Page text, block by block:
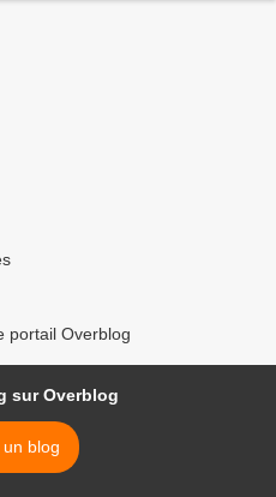
portail Overblog
sur Overblog
blog